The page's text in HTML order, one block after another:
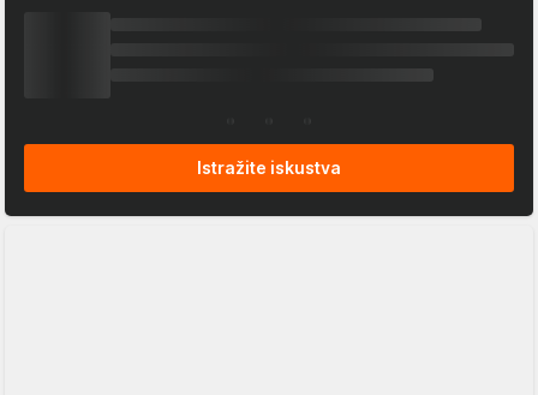
Istražite iskustva